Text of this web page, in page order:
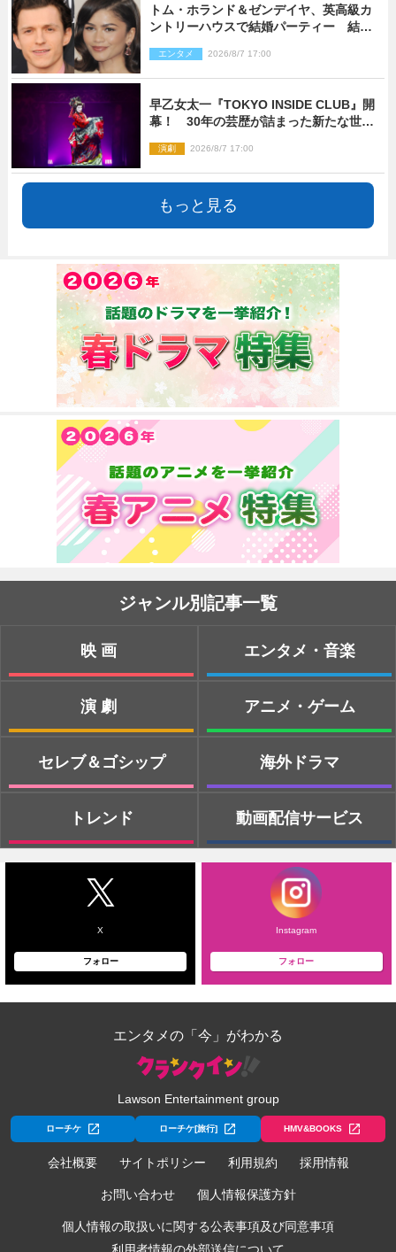
トム・ホランド＆ゼンデイヤ、英高級カ
ントリーハウスで結婚パーティー 結婚
エンタメ 2026/8/7 17:00
早乙女太一『TOKYO INSIDE CLUB』開
幕！ 30年の芸歴が詰まった新たな世界
演劇 2026/8/7 17:00
もっと見る
ジャンル別記事一覧
映画
演劇
セレブ＆ゴシップ
トレンド
エンタメ・音楽
アニメ・ゲーム
海外ドラマ
動画配信サービス
X
フォロー
Instagram
フォロー
エンタメの「今」がわかる
Lawson Entertainment group
ローチケ ローチケ[旅行] HMV&BOOKS
会社概要 サイトポリシー 利用規約 採用情報
お問い合わせ 個人情報保護方針
個人情報の取扱いに関する公表事項及び同意事項